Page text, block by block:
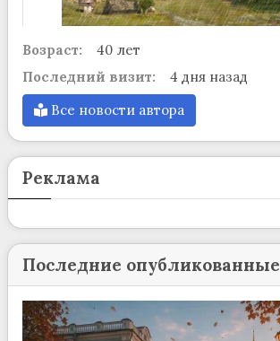
Возраст:
40 лет
Последний визит:
4 дня назад
Все новости автора
Реклама
Последние опубликованные